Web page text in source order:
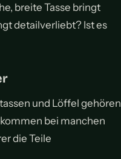
breite Tasse bringt
detailverliebt? Ist es
und Löffel gehören
bei manchen
die Teile